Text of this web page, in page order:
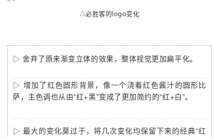
△必胜客的logo变化
▷ 舍弃了原来渐变立体的效果，整体视觉更加扁平化。
▷ 增加了红色圆形背景，像一个浇着红色酱汁的圆形比
萨，主色调也从由“红+黑”变成了更加简约的“红+白”。
▷最大的变化莫过于，将几次变化均保留下来的经典“红